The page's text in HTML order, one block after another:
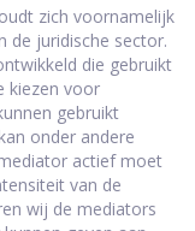
zich voornamelijk
de juridische sector.
die gebruikt
kiezen voor
gebruikt
onder andere
actief moet
van de
wij de mediators